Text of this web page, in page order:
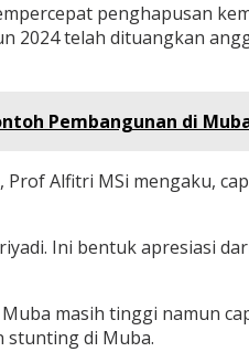
penghapusan
telah dituangkan
Pembangunan di
Alfitri MSi mengaku,
Ini bentuk apresiasi
masih tinggi namun
stunting di Muba.